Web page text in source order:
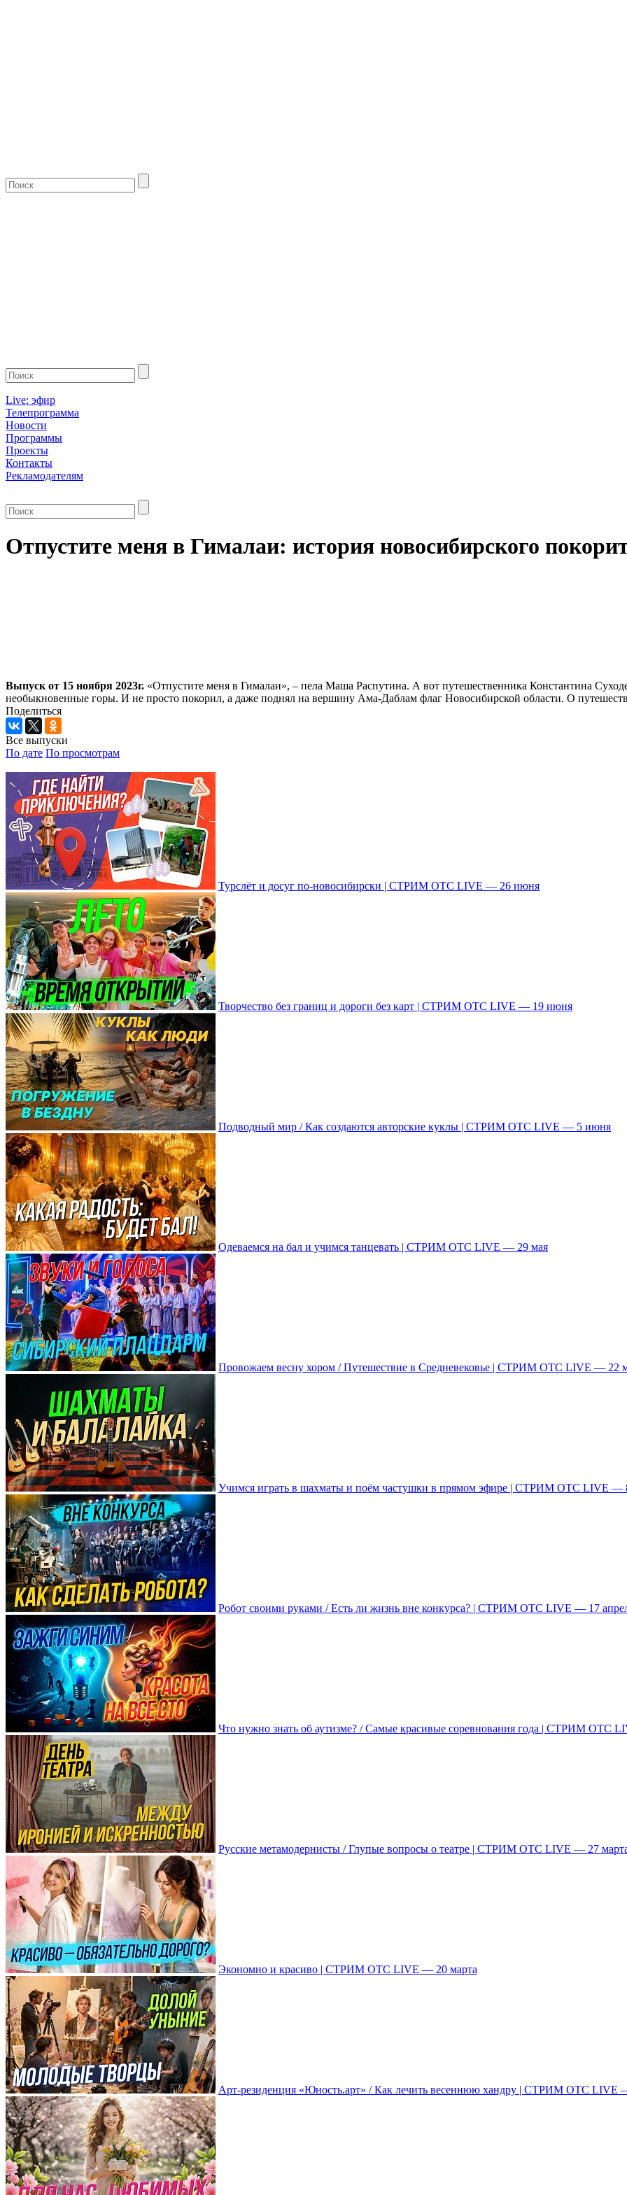
Live: эфир
Телепрограмма
Новости
Программы
Проекты
Контакты
Рекламодателям
Отпустите меня в Гималаи: история новосибирского
Выпуск от 15 ноября 2023г. «Отпустите меня в Гималаи», – пела Маша Распутина. А вот путешественника Константина
необыкновенные горы. И не просто покорил, а даже поднял на вершину Ама-Даблам флаг Новосибирской области. О
Поделиться
Все выпуски
По дате По просмотрам
Турслёт и досуг по-новосибирски | СТРИМ ОТС LIVE — 26 июня
Творчество без границ и дороги без карт | СТРИМ ОТС LIVE — 19 июня
Подводный мир / Как создаются авторские куклы | СТРИМ ОТС LIVE — 5 июня
Одеваемся на бал и учимся танцевать | СТРИМ ОТС LIVE — 29 мая
Провожаем весну хором / Путешествие в Средневековье | СТРИМ ОТС LIVE — 22
Учимся играть в шахматы и поём частушки в прямом эфире | СТРИМ ОТС LIVE —
Робот своими руками / Есть ли жизнь вне конкурса? | СТРИМ ОТС LIVE — 17
Что нужно знать об аутизме? / Самые красивые соревнования года | СТРИМ ОТС
Русские метамодернисты / Глупые вопросы о театре | СТРИМ ОТС LIVE — 27
Экономно и красиво | СТРИМ ОТС LIVE — 20 марта
Арт-резиденция «Юность.арт» / Как лечить весеннюю хандру | СТРИМ ОТС LIVE